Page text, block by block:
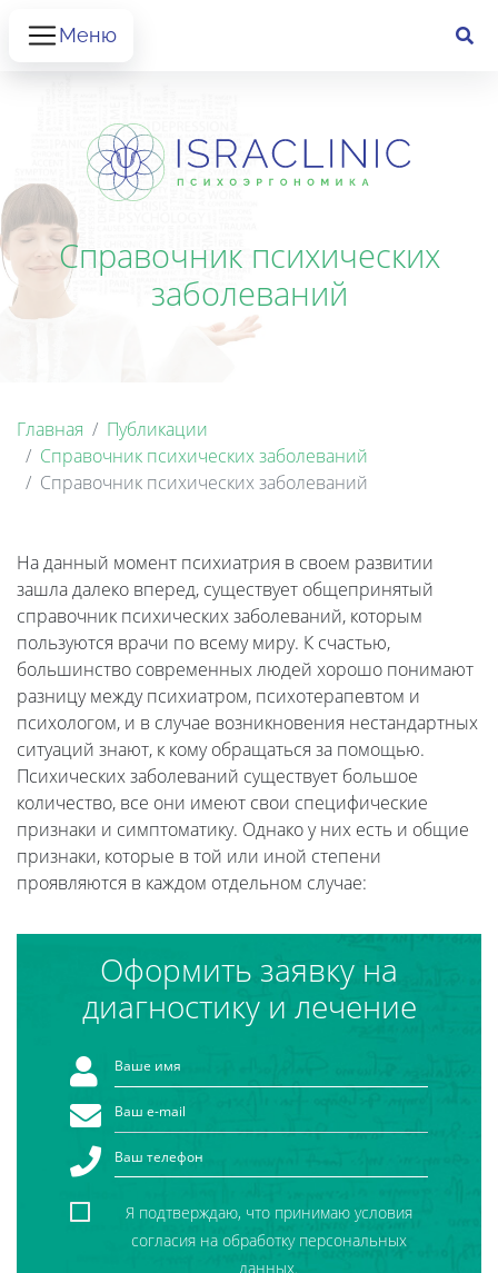
Меню
Справочник психических
заболеваний
Главная
Публикации
Справочник психических заболеваний
Справочник психических заболеваний
На данный момент психиатрия в своем развитии
зашла далеко вперед, существует общепринятый
справочник психических заболеваний, которым
пользуются врачи по всему миру. К счастью,
большинство современных людей хорошо понимают
разницу между психиатром, психотерапевтом и
психологом, и в случае возникновения нестандартных
ситуаций знают, к кому обращаться за помощью.
Психических заболеваний существует большое
количество, все они имеют свои специфические
признаки и симптоматику. Однако у них есть и общие
признаки, которые в той или иной степени
проявляются в каждом отдельном случае:
Оформить заявку на
диагностику и лечение
Я подтверждаю, что принимаю условия
согласия на обработку персональных
данных.